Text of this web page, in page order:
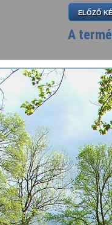
ELŐZŐ
A